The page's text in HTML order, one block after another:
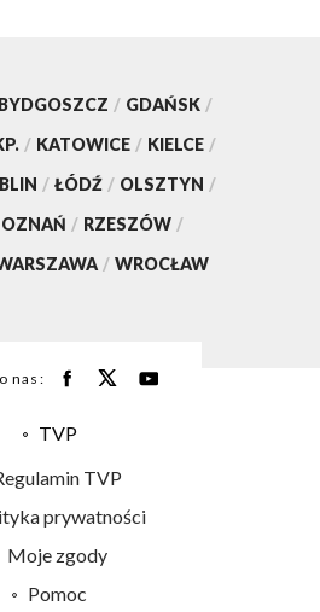
BYDGOSZCZ / GDAŃSK /
/ KATOWICE / KIELCE /
/ ŁÓDŹ / OLSZTYN /
/ RZESZÓW /
/ WROCŁAW
nas:
TVP
TVP
prywatności
Moje zgody
Pomoc